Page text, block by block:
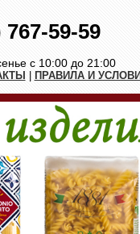
767-59-59
с 10:00 до 21:00
ПРАВИЛА И